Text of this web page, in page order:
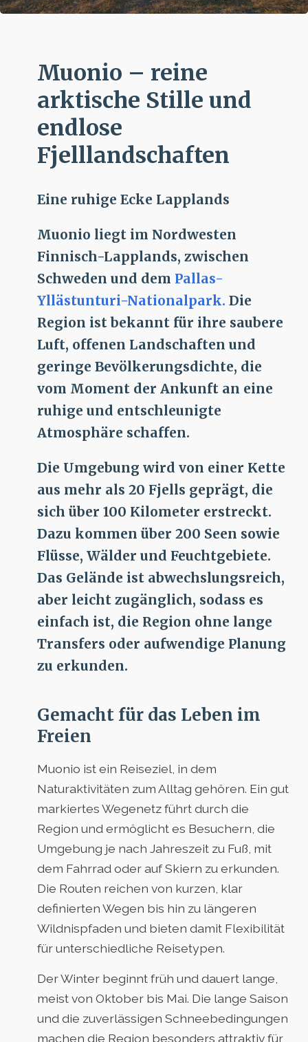
Muonio – reine
arktische Stille und
endlose
Fjelllandschaften
Eine ruhige Ecke Lapplands
Muonio liegt im Nordwesten
Finnisch-Lapplands, zwischen
Schweden und dem Pallas-
Yllästunturi-Nationalpark. Die
Region ist bekannt für ihre saubere
Luft, offenen Landschaften und
geringe Bevölkerungsdichte, die
vom Moment der Ankunft an eine
ruhige und entschleunigte
Atmosphäre schaffen.
Die Umgebung wird von einer Kette
aus mehr als 20 Fjells geprägt, die
sich über 100 Kilometer erstreckt.
Dazu kommen über 200 Seen sowie
Flüsse, Wälder und Feuchtgebiete.
Das Gelände ist abwechslungsreich,
aber leicht zugänglich, sodass es
einfach ist, die Region ohne lange
Transfers oder aufwendige Planung
zu erkunden.
Gemacht für das Leben im
Freien
Muonio ist ein Reiseziel, in dem
Naturaktivitäten zum Alltag gehören. Ein gut
markiertes Wegenetz führt durch die
Region und ermöglicht es Besuchern, die
Umgebung je nach Jahreszeit zu Fuß, mit
dem Fahrrad oder auf Skiern zu erkunden.
Die Routen reichen von kurzen, klar
definierten Wegen bis hin zu längeren
Wildnispfaden und bieten damit Flexibilität
für unterschiedliche Reisetypen.
Der Winter beginnt früh und dauert lange,
meist von Oktober bis Mai. Die lange Saison
und die zuverlässigen Schneebedingungen
machen die Region besonders attraktiv für